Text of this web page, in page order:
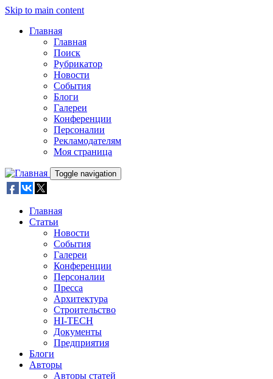
Skip to main content
Главная
Главная
Поиск
Рубрикатор
Новости
События
Блоги
Галереи
Конференции
Персоналии
Рекламодателям
Моя страница
Toggle navigation
Главная
Статьи
Новости
События
Галереи
Конференции
Персоналии
Пресса
Архитектура
Строительство
HI-TECH
Документы
Предприятия
Блоги
Авторы
Авторы статей